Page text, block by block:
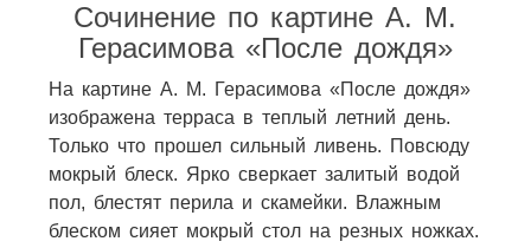
Сочинение по картине А. М.
Герасимова «После дождя»
На картине А. М. Герасимова «После дождя»
изображена терраса в теплый летний день.
Только что прошел сильный ливень. Повсюду
мокрый блеск. Ярко сверкает залитый водой
пол, блестят перила и скамейки. Влажным
блеском сияет мокрый стол на резных ножках.